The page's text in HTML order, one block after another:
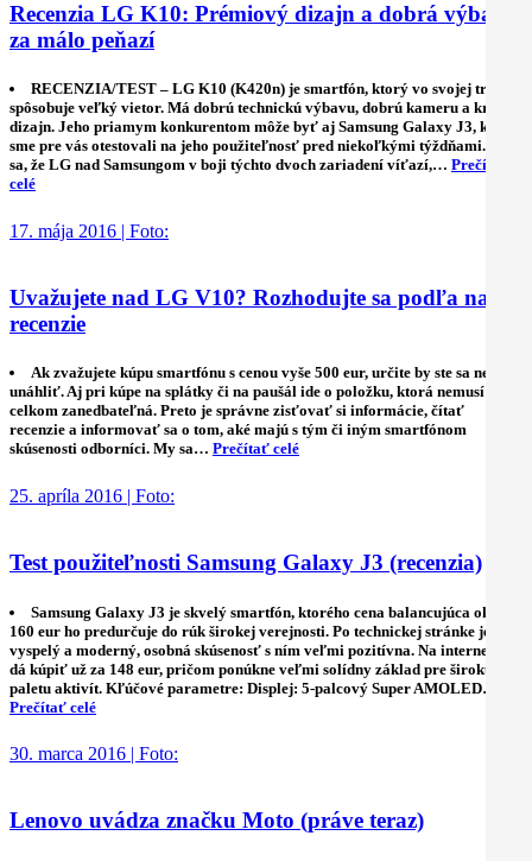
Recenzia LG K10: Prémiový dizajn a dobrá výbava
za málo peňazí
RECENZIA/TEST – LG K10 (K420n) je smartfón, ktorý vo svojej triede
spôsobuje veľký vietor. Má dobrú technickú výbavu, dobrú kameru a krásny
dizajn. Jeho priamym konkurentom môže byť aj Samsung Galaxy J3, ktorý
sme pre vás otestovali na jeho použiteľnosť pred niekoľkými týždňami. Zdá
sa, že LG nad Samsungom v boji týchto dvoch zariadení víťazí,… Prečítať
celé
17. mája 2016 | Foto:
Uvažujete nad LG V10? Rozhodujte sa podľa našej
recenzie
Ak zvažujete kúpu smartfónu s cenou vyše 500 eur, určite by ste sa nemali
unáhliť. Aj pri kúpe na splátky či na paušál ide o položku, ktorá nemusí byť
celkom zanedbateľná. Preto je správne zisťovať si informácie, čítať
recenzie a informovať sa o tom, aké majú s tým či iným smartfónom
skúsenosti odborníci. My sa… Prečítať celé
25. apríla 2016 | Foto:
Test použiteľnosti Samsung Galaxy J3 (recenzia)
Samsung Galaxy J3 je skvelý smartfón, ktorého cena balancujúca okolo
160 eur ho predurčuje do rúk širokej verejnosti. Po technickej stránke je
vyspelý a moderný, osobná skúsenosť s ním veľmi pozitívna. Na internete sa
dá kúpiť už za 148 eur, pričom ponúkne veľmi solídny základ pre širokú
paletu aktivít. Kľúčové parametre: Displej: 5-palcový Super AMOLED…
Prečítať celé
30. marca 2016 | Foto:
Lenovo uvádza značku Moto (práve teraz)